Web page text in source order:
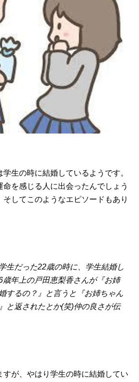
生の時に結婚しているようです。
を感じる人に出会ったんでしょう
してこのようなエピソードもあり
生だった22歳の時に、学生結婚し
歳年上の戸田恵梨香さんが『お姉
するの？』と言うと『お姉ちゃん
と返されたとか(笑)仲の良さが伝
すが、やはり学生の時に結婚してい